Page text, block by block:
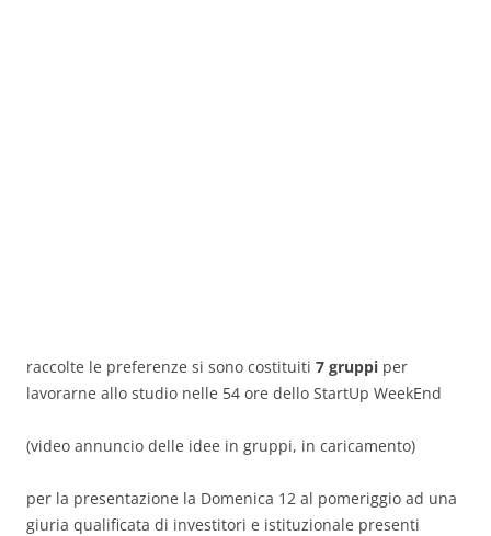
raccolte le preferenze si sono costituiti 7 gruppi per
lavorarne allo studio nelle 54 ore dello StartUp WeekEnd
(video annuncio delle idee in gruppi, in caricamento)
per la presentazione la Domenica 12 al pomeriggio ad una
giuria qualificata di investitori e istituzionale presenti